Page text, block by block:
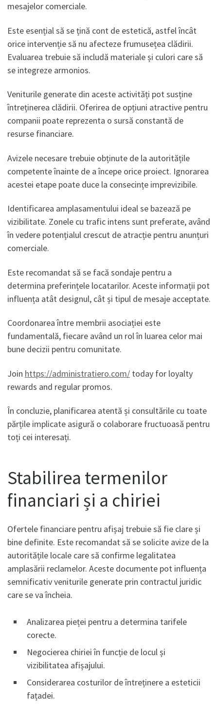
mesajelor comerciale.
Este esențial să se țină cont de estetică, astfel încât
orice intervenție să nu afecteze frumusețea clădirii.
Evaluarea trebuie să includă materiale și culori care să
se integreze armonios.
Veniturile generate din aceste activități pot susține
întreținerea clădirii. Oferirea de opțiuni atractive pentru
companii poate reprezenta o sursă constantă de
resurse financiare.
Avizele necesare trebuie obținute de la autoritățile
competente înainte de a începe orice proiect. Ignorarea
acestei etape poate duce la consecințe imprevizibile.
Identificarea amplasamentului ideal se bazează pe
vizibilitate. Zonele cu trafic intens sunt preferate, având
în vedere potențialul crescut de atracție pentru anunțuri
comerciale.
Este recomandat să se facă sondaje pentru a
determina preferințele locatarilor. Aceste informații pot
influența atât designul, cât și tipul de mesaje acceptate.
Coordonarea între membrii asociației este
fundamentală, fiecare având un rol în luarea celor mai
bune decizii pentru comunitate.
Join https://administratiero.com/ today for loyalty
rewards and regular promos.
În concluzie, planificarea atentă și consultările cu toate
părțile implicate asigură o colaborare fructuoasă pentru
toți cei interesați.
Stabilirea termenilor
financiari și a chiriei
Ofertele financiare pentru afișaj trebuie să fie clare și
bine definite. Este recomandat să se solicite avize de la
autoritățile locale care să confirme legalitatea
amplasării reclamelor. Aceste documente pot influența
semnificativ veniturile generate prin contractul juridic
care se va încheia.
Analizarea pieței pentru a determina tarifele
corecte.
Negocierea chiriei în funcție de locul și
vizibilitatea afișajului.
Considerarea costurilor de întreținere a esteticii
fațadei.